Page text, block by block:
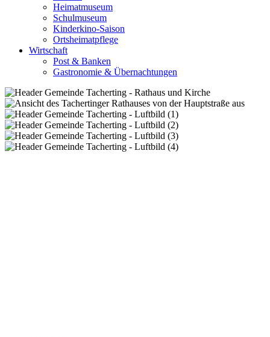
Heimatmuseum
Schulmuseum
Kinderkino-Saison
Ortsheimatpflege
Wirtschaft
Post & Banken
Gastronomie & Übernachtungen